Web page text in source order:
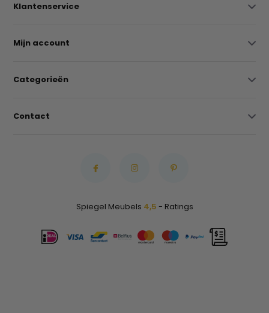
Klantenservice
Mijn account
Categorieën
Contact
Spiegel Meubels 4,5 - Ratings